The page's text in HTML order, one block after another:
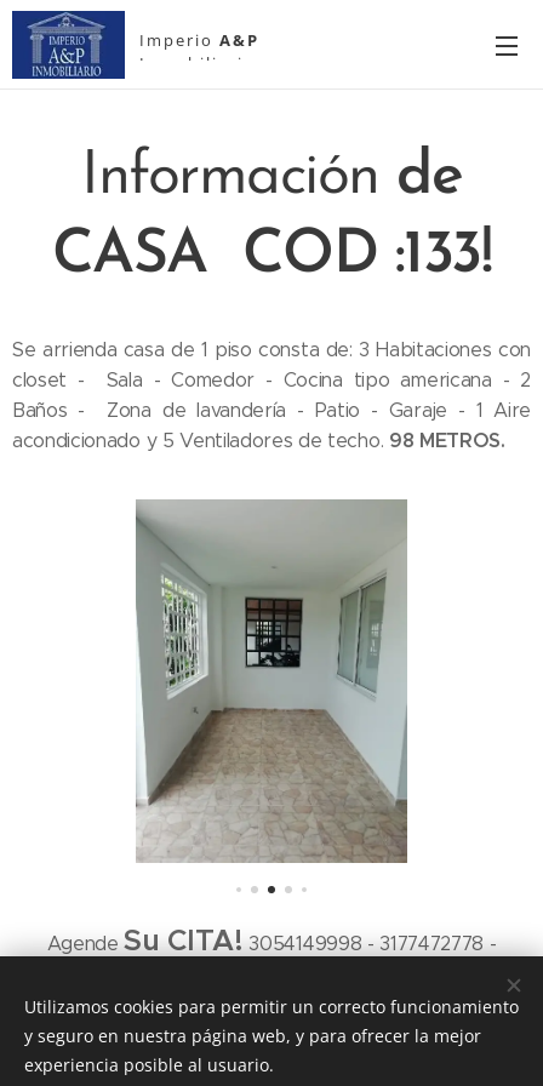
Imperio A&P
Inmobiliario
Información de
CASA COD :133!
Se arrienda casa de 1 piso consta de: 3 Habitaciones con
closet - Sala - Comedor - Cocina tipo americana - 2
Baños - Zona de lavandería - Patio - Garaje - 1 Aire
acondicionado y 5 Ventiladores de techo. 98 METROS.
AgendeSu CITA! 3054149998 - 3177472778 -
Utilizamos cookies para permitir un correcto funcionamiento
y seguro en nuestra página web, y para ofrecer la mejor
experiencia posible al usuario.